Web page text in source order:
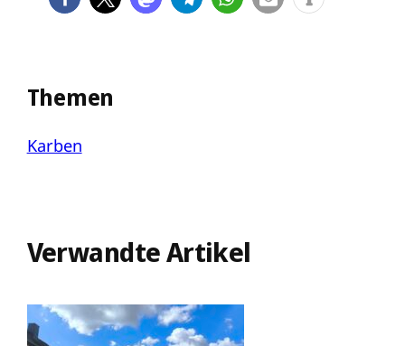
Themen
Karben
Verwandte Artikel